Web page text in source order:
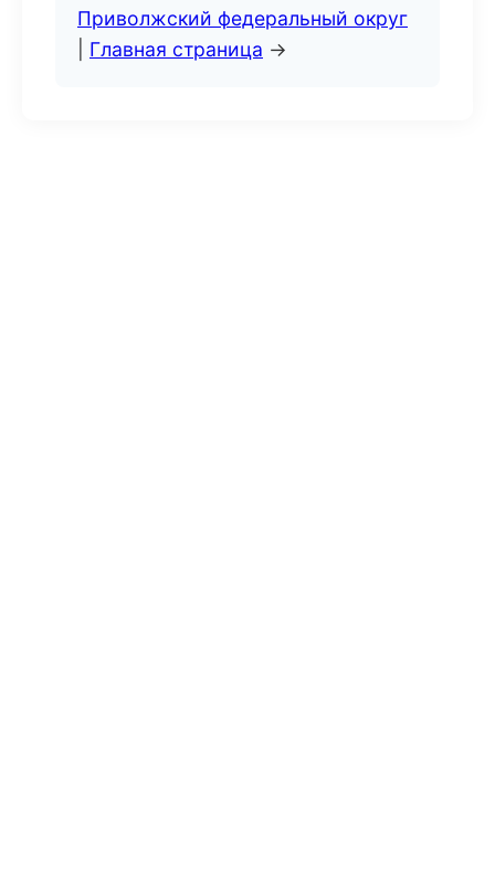
Приволжский федеральный округ
Главная страница →